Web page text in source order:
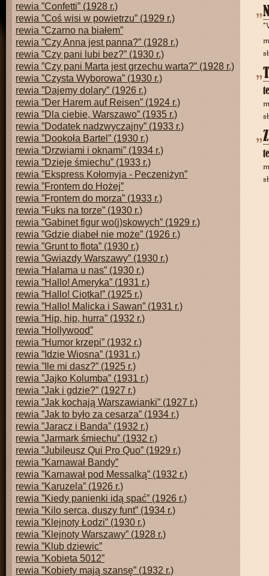
rewia ”Confetti” (1928 r.)
rewia ”Coś wisi w powietrzu” (1929 r.)
rewia ”Czarno na białem”
rewia ”Czy Anna jest panna?” (1928 r.)
rewia ”Czy pani lubi bez?” (1930 r.)
rewia ”Czy pani Marta jest grzechu warta?” (1928 r.)
rewia ”Czysta Wyborowa” (1930 r.)
rewia ”Dajemy dolary” (1926 r.)
rewia ”Der Harem auf Reisen” (1924 r.)
rewia ”Dla ciebie, Warszawo” (1935 r.)
rewia ”Dodatek nadzwyczajny” (1933 r.)
rewia ”Dookoła Bartel” (1930 r.)
rewia ”Drzwiami i oknami” (1934 r.)
rewia ”Dzieje śmiechu” (1933 r.)
rewia ”Ekspress Kołomyja - Peczeniżyn”
rewia ”Frontem do Hożej”
rewia ”Frontem do morza” (1933 r.)
rewia ”Fuks na torze” (1930 r.)
rewia ”Gabinet figur wo(j)skowych” (1929 r.)
rewia ”Gdzie diabeł nie może” (1926 r.)
rewia ”Grunt to flota” (1930 r.)
rewia ”Gwiazdy Warszawy” (1930 r.)
rewia ”Halama u nas” (1930 r.)
rewia ”Hallo! Ameryka” (1931 r.)
rewia ”Hallo! Ciotka!” (1925 r.)
rewia ”Hallo! Malicka i Sawan” (1931 r.)
rewia ”Hip, hip, hurra” (1932 r.)
rewia ”Hollywood”
rewia ”Humor krzepi” (1932 r.)
rewia ”Idzie Wiosna” (1931 r.)
rewia ”Ile mi dasz?” (1925 r.)
rewia ”Jajko Kolumba” (1931 r.)
rewia ”Jak i gdzie?” (1927 r.)
rewia ”Jak kochają Warszawianki” (1927 r.)
rewia ”Jak to było za cesarza” (1934 r.)
rewia ”Jaracz i Banda” (1932 r.)
rewia ”Jarmark śmiechu” (1932 r.)
rewia ”Jubileusz Qui Pro Quo” (1929 r.)
rewia ”Karnawał Bandy”
rewia ”Karnawał pod Messalką” (1932 r.)
rewia ”Karuzela” (1926 r.)
rewia ”Kiedy panienki idą spać” (1926 r.)
rewia ”Kilo serca, duszy funt” (1934 r.)
rewia ”Klejnoty Łodzi” (1930 r.)
rewia ”Klejnoty Warszawy” (1928 r.)
rewia ”Klub dziewic”
rewia ”Kobieta 5012”
rewia ”Kobiety mają szansę” (1932 r.)